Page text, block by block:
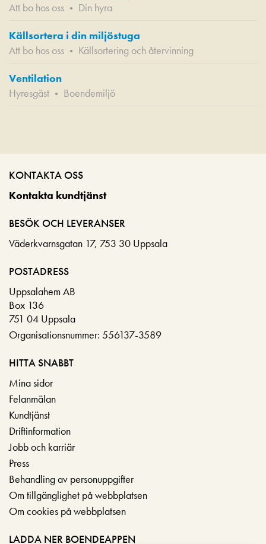
Att bo hos oss • Din hyra
Källsortera i din miljöstuga
Att bo hos oss • Källsortering och återvinning
Ventilation
Hyresgäst • Boendemiljö
KONTAKTA OSS
Kontakta kundtjänst
BESÖK OCH LEVERANSER
Väderkvarnsgatan 17, 753 30 Uppsala
POSTADRESS
Uppsalahem AB
Box 136
751 04 Uppsala
Organisationsnummer: 556137-3589
HITTA SNABBT
Mina sidor
Felanmälan
Kundtjänst
Driftinformation
Jobb och karriär
Press
Behandling av personuppgifter
Om tillgänglighet på webbplatsen
Om cookies på webbplatsen
LADDA NER BOENDEAPPEN